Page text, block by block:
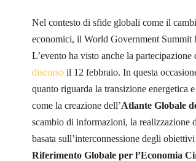
Nel contesto di sfide globali come il
economici, il World Government Summit
L’evento ha visto anche la partecipazione
discorso il 12 febbraio. In questa
quanto riguarda la transizione energetica
come la creazione dell’Atlante Globale
scambio di informazioni, la realizzazione
basata sull’interconnessione degli
Riferimento Globale per l’Economia